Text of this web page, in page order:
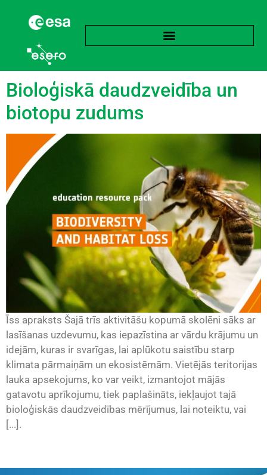
Birka: Dzīvotvieta
Bioloģiskā daudzveidība un
biotopu zudums
Īss apraksts Šajā trīs aktivitāšu kopumā skolēni sāks ar
lasīšanas uzdevumu, kas iepazīstina ar vārdu krājumu un
idejām, kuras ir svarīgas, lai aplūkotu saistību starp
klimata pārmaiņām un ekosistēmām. Vietējās teritorijas
lauka apsekojums, ko var veikt, izmantojot mājās
gatavotu aprīkojumu, tiek paplašināts, iekļaujot tajā
bioloģiskās daudzveidības mērījumus, lai noteiktu, vai
[...].